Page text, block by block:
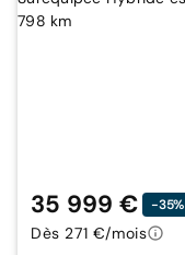
35 999 € -35%
Dès 271 €/mois